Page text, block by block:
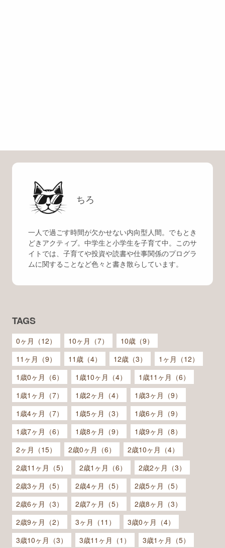
ちろ
一人で過ごす時間が欠かせない内向型人間。でもとき
どきアクティブ。中学生と小学生を子育て中。このサ
イトでは、子育てや投資や読書や仕事関係のプログラ
ムに関することなど色々と書き散らしています。
TAGS
0ヶ月（12） 10ヶ月（7）
10歳（9）
11ヶ月（9）
11歳（4） 12歳（3）
1ヶ月（12）
1歳0ヶ月（6）
1歳10ヶ月（4）
1歳11ヶ月（6）
1歳1ヶ月（7）
1歳2ヶ月（4）
1歳3ヶ月（9）
1歳4ヶ月（7）
1歳5ヶ月（3）
1歳6ヶ月（9）
1歳7ヶ月（6）
1歳8ヶ月（9）
1歳9ヶ月（8）
2ヶ月（15）
2歳0ヶ月（6）
2歳10ヶ月（4）
2歳11ヶ月（5）
2歳1ヶ月（6）
2歳2ヶ月（3）
2歳3ヶ月（5）
2歳4ヶ月（5）
2歳5ヶ月（5）
2歳6ヶ月（3）
2歳7ヶ月（5）
2歳8ヶ月（3）
2歳9ヶ月（2）
3ヶ月（11）
3歳0ヶ月（4）
3歳10ヶ月（3）
3歳11ヶ月（1）
3歳1ヶ月（5）